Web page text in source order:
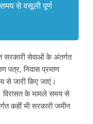
समय से वसूली पूर्ण
सरकारी सेवाओं के अंतर्गत
पत्र, निवास प्रमाण
से जारी किए जाएं।
विरासत के मामले समय से
कहीं भी सरकारी जमीन